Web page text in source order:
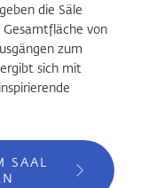
die Säle
von
zum
sich mit
SAAL